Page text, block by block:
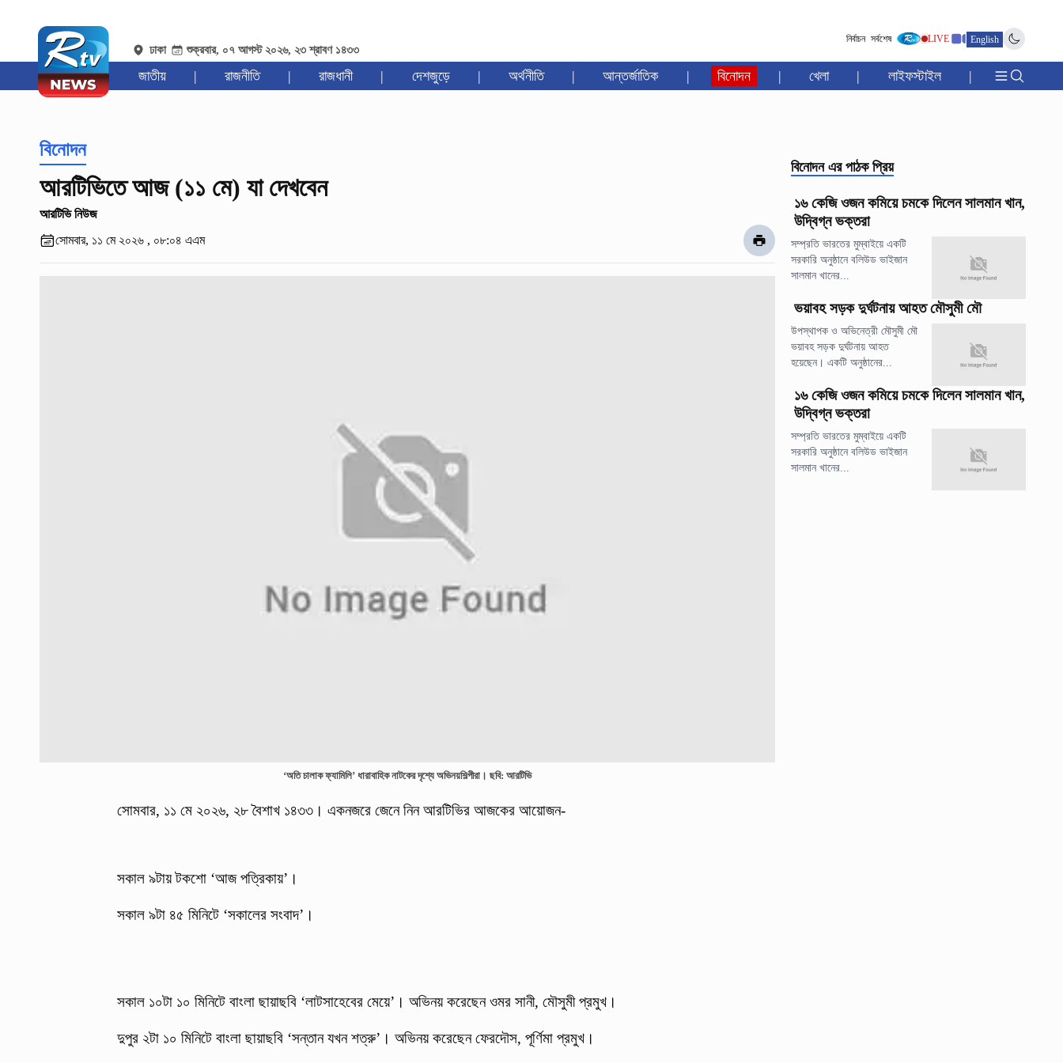
ঢাকা শুক্রবার, ০৭ আগস্ট ২০২৬, ২৩ শ্রাবণ ১৪৩৩
নির্বাচন সর্বশেষ LIVE English
জাতীয় | রাজনীতি | রাজধানী | দেশজুড়ে | অর্থনীতি | আন্তর্জাতিক | বিনোদন | খেলা | লাইফস্টাইল |
বিনোদন
আরটিভিতে আজ (১১ মে) যা দেখবেন
আরটিভি নিউজ
সোমবার, ১১ মে ২০২৬ , ০৮:০৪ এএম
‘অতি চালাক ফ্যামিলি’ ধারাবাহিক নাটকের দৃশ্যে অভিনয়শিল্পীরা। ছবি: আরটিভি
সোমবার, ১১ মে ২০২৬, ২৮ বৈশাখ ১৪৩৩। একনজরে জেনে নিন আরটিভির আজকের আয়োজন-
সকাল ৯টায় টকশো ‘আজ পত্রিকায়’।
সকাল ৯টা ৪৫ মিনিটে ‘সকালের সংবাদ’।
সকাল ১০টা ১০ মিনিটে বাংলা ছায়াছবি ‘লাটসাহেবের মেয়ে’। অভিনয় করেছেন ওমর সানী, মৌসুমী প্রমুখ।
দুপুর ২টা ১০ মিনিটে বাংলা ছায়াছবি ‘সন্তান যখন শত্রু’। অভিনয় করেছেন ফেরদৌস, পূর্ণিমা প্রমুখ।
বিনোদন এর পাঠক প্রিয়
১৬ কেজি ওজন কমিয়ে চমকে দিলেন সালমান খান,
উদ্বিগ্ন ভক্তরা
সম্প্রতি ভারতের মুম্বাইয়ে একটি
সরকারি অনুষ্ঠানে বলিউড ভাইজান
সালমান খানের...
ভয়াবহ সড়ক দুর্ঘটনায় আহত মৌসুমী মৌ
উপস্থাপক ও অভিনেত্রী মৌসুমী মৌ
ভয়াবহ সড়ক দুর্ঘটনায় আহত
হয়েছেন। একটি অনুষ্ঠানের...
১৬ কেজি ওজন কমিয়ে চমকে দিলেন সালমান খান,
উদ্বিগ্ন ভক্তরা
সম্প্রতি ভারতের মুম্বাইয়ে একটি
সরকারি অনুষ্ঠানে বলিউড ভাইজান
সালমান খানের...